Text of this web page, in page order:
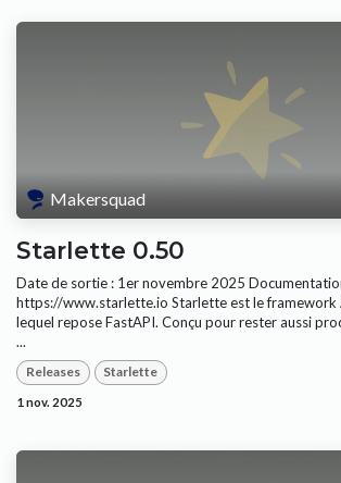
Makersquad
Starlette 0.50
Date de sortie : 1er novembre 2025
https://www.starlette.io Starlette est le framework
lequel repose FastAPI. Conçu pour rester aussi
...
Releases Starlette
1 nov. 2025